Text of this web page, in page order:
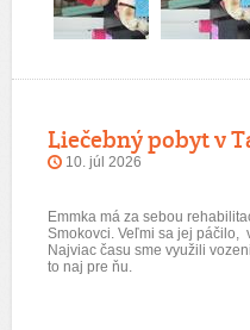
Liečebný pobyt v
10. júl 2026
Emmka má za sebou
Smokovci. Veľmi sa jej páčilo,
Najviac času sme využili
to naj pre ňu.